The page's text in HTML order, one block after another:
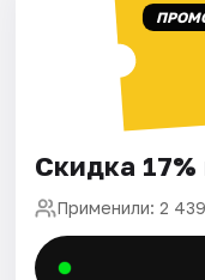
Скидка
Применили: 2